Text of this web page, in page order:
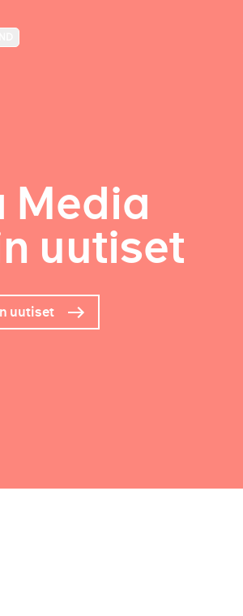
Media
uutiset
uutiset